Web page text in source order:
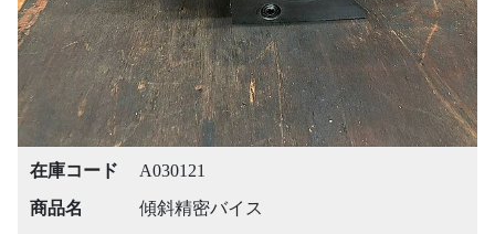
在庫コード
A030121
商品名
傾斜精密バイス